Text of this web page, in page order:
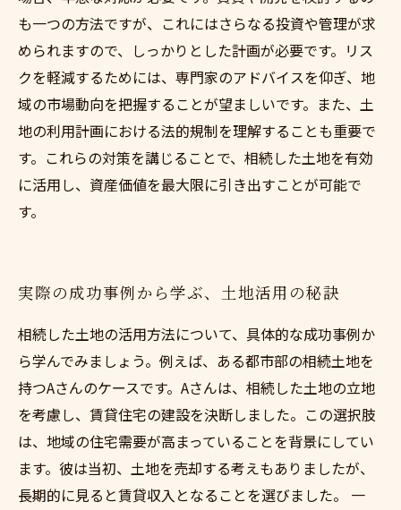
も一つの方法ですが、これにはさらなる投資や管理が求
められますので、しっかりとした計画が必要です。リス
クを軽減するためには、専門家のアドバイスを仰ぎ、地
域の市場動向を把握することが望ましいです。また、土
地の利用計画における法的規制を理解することも重要で
す。これらの対策を講じることで、相続した土地を有効
に活用し、資産価値を最大限に引き出すことが可能で
す。
実際の成功事例から学ぶ、土地活用の秘訣
相続した土地の活用方法について、具体的な成功事例か
ら学んでみましょう。例えば、ある都市部の相続土地を
持つAさんのケースです。Aさんは、相続した土地の立地
を考慮し、賃貸住宅の建設を決断しました。この選択肢
は、地域の住宅需要が高まっていることを背景にしてい
ます。彼は当初、土地を売却する考えもありましたが、
長期的に見ると賃貸収入となることを選びました。 一